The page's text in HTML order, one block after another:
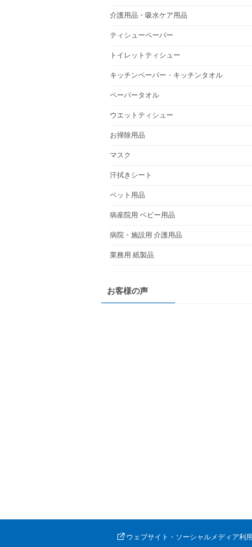
介護用品・吸水ケア用品
ティシューペーパー
トイレットティシュー
キッチンペーパー・キッチンタオル
ペーパータオル
ウエットティシュー
お掃除用品
マスク
汗拭きシート
ペット用品
病産院用 ベビー用品
病院・施設用 介護用品
業務用 紙製品
お客様の声
ウェブサイト・ソーシャルメディア利